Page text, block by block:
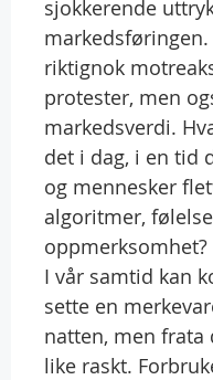
sjokkerende
riktignok
protester, men
markedsverdi.
det i dag, i en tid
og mennesker
algoritmer,
oppmerksomhet?
I vår samtid kan
sette en
natten, men frata
like raskt.